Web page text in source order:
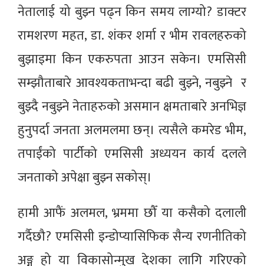
नेतालाई यो बुझ्न पढ्न किन समय लाग्यो? डाक्टर
रामशरण महत, डा. शंकर शर्मा र भीम रावलहरुको
बुझाइमा किन एकरुपता आउन सकेन। एमसिसी
सम्झौताबारे आवश्यकताभन्दा बढी बुझ्ने, नबुझ्ने र
बुझ्दै नबुझ्ने नेताहरुको असमान क्षमताबारे अनभिज्ञ
हुनुपर्दा जनता अलमलमा छन्। त्यसैले कमरेड भीम,
तपाईंको पार्टीको एमसिसी अध्ययन कार्य दलले
जनताको अपेक्षा बुझ्न सकोस्।
हामी आफैं अलमल, भ्रममा छौँ या कसैको दलाली
गर्दैछौ? एमसिसी इन्डोप्यासिफिक सैन्य रणनीतिको
अङ्ग हो या विकासोन्मुख देशका लागि गरिएको